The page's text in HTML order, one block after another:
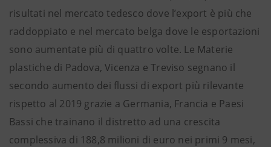
risultati nel mercato tedesco dove l’export è più che
raddoppiato e nel mercato belga dove le esportazioni
sono aumentate più di quattro volte. Le Materie
plastiche di Padova, Vicenza e Treviso segnano il
secondo aumento dei flussi di export più rilevante
rispetto al 2019 grazie a Germania, Francia e Paesi
Bassi che trainano il distretto ad una crescita
complessiva di 188,8 milioni di euro nei primi 9 mesi,